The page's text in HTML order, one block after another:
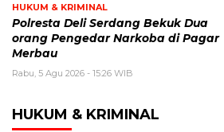
HUKUM & KRIMINAL
Polresta Deli Serdang Bekuk Dua
orang Pengedar Narkoba di Pagar
Merbau
Rabu, 5 Agu 2026 - 15:26 WIB
HUKUM & KRIMINAL